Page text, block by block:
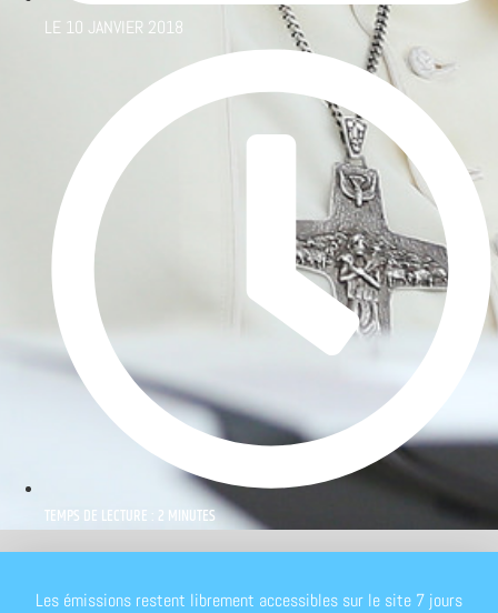
LE 10 JANVIER 2018
TEMPS DE LECTURE : 2 MINUTES
Les émissions restent librement accessibles sur le site 7 jours